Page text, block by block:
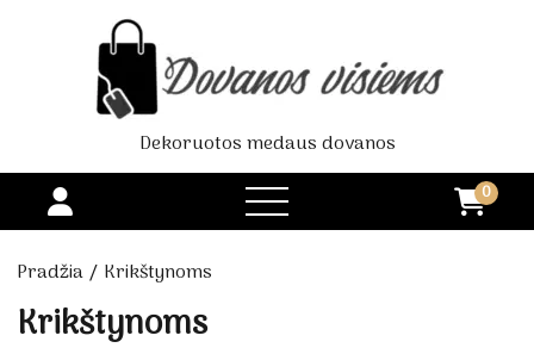
Dekoruotos medaus dovanos
open
menu
0
Pradžia/ Krikštynoms
Krikštynoms